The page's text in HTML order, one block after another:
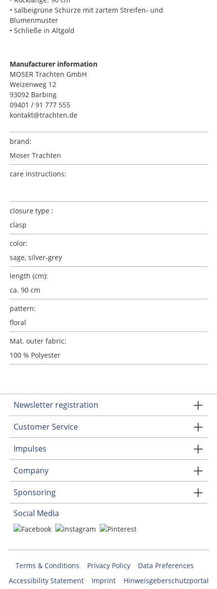
• salbeigrüne Schürze mit zartem Streifen- und
Blumenmuster
• Schließe in Altgold
Manufacturer information
MOSER Trachten GmbH
Weizenweg 12
93092 Barbing
09401 / 91 777 555
kontakt@trachten.de
brand:
Moser Trachten
care instructions:
closure type :
clasp
color:
sage, silver-grey
length (cm):
ca. 90 cm
pattern:
floral
Mat. outer fabric:
100 % Polyester
Newsletter registration
Customer Service
Impulses
Company
Sponsoring
Social Media
Terms & Conditions Privacy Policy
Data Preferences
Accessibility Statement
Imprint Hinweisgeberschutzportal